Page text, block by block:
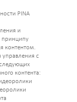
PINA
и
принципу
контентом.
управления с
контента: